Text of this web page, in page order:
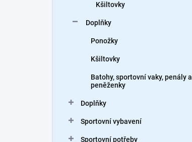
Kšiltovky
Doplňky
Ponožky
Kšiltovky
Batohy, sportovní vaky, penály a
peněženky
Doplňky
Sportovní vybavení
Sportovní potřeby